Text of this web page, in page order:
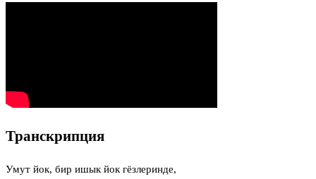
Транскрипция
Умут йок, бир ишык йок гёзлеринде,